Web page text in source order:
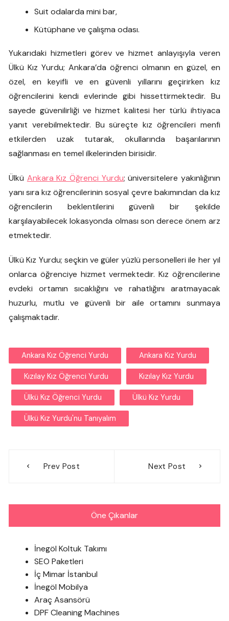
Suit odalarda mini bar,
Kütüphane ve çalışma odası.
Yukarıdaki hizmetleri görev ve hizmet anlayışıyla veren
Ülkü Kız Yurdu; Ankara’da öğrenci olmanın en güzel, en
özel, en keyifli ve en güvenli yıllarını geçirirken kız
öğrencilerini kendi evlerinde gibi hissettirmektedir. Bu
sayede güvenilirliği ve hizmet kalitesi her türlü ihtiyaca
yanıt verebilmektedir. Bu süreçte kız öğrencileri menfi
etkilerden uzak tutarak, okullarında başarılarının
sağlanması en temel ilkelerinden birisidir.
Ülkü Ankara Kız Öğrenci Yurdu; üniversitelere yakınlığının
yanı sıra kız öğrencilerinin sosyal çevre bakımından da kız
öğrencilerin beklentilerini güvenli bir şekilde
karşılayabilecek lokasyonda olması son derece önem arz
etmektedir.
Ülkü Kız Yurdu; seçkin ve güler yüzlü personelleri ile her yıl
onlarca öğrenciye hizmet vermektedir. Kız öğrencilerine
evdeki ortamın sıcaklığını ve rahatlığını aratmayacak
huzurlu, mutlu ve güvenli bir aile ortamını sunmaya
çalışmaktadır.
Ankara Kız Öğrenci Yurdu Ankara Kız Yurdu
Kızılay Kız Öğrenci Yurdu Kızılay Kız Yurdu
Ülkü Kız Öğrenci Yurdu Ülkü Kız Yurdu
Ülkü Kız Yurdu'nu Tanıyalım
gezinmesi
Prev Post Next Post
Öne Çıkanlar
İnegöl Koltuk Takımı
SEO Paketleri
İç Mimar İstanbul
İnegöl Mobilya
Araç Asansörü
DPF Cleaning Machines